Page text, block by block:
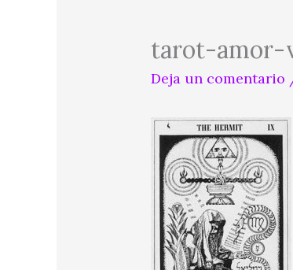
tarot-amor-
Deja un comentario